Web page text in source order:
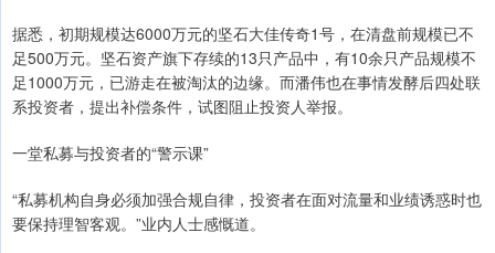
据悉，初期规模达6000万元的坚石大佳传奇1号，在清盘前规模已不
足500万元。坚石资产旗下存续的13只产品中，有10余只产品规模不
足1000万元，已游走在被淘汰的边缘。而潘伟也在事情发酵后四处联
系投资者，提出补偿条件，试图阻止投资人举报。
一堂私募与投资者的“警示课”
“私募机构自身必须加强合规自律，投资者在面对流量和业绩诱惑时也
要保持理智客观。”业内人士感慨道。